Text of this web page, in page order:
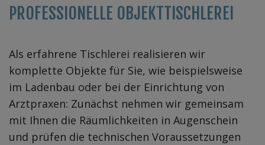
PROFESSIONELLE OBJEKTTISCHLEREI
Als erfahrene Tischlerei realisieren wir
komplette Objekte für Sie, wie beispielsweise
im Ladenbau oder bei der Einrichtung von
Arztpraxen: Zunächst nehmen wir gemeinsam
mit Ihnen die Räumlichkeiten in Augenschein
und prüfen die technischen Voraussetzungen